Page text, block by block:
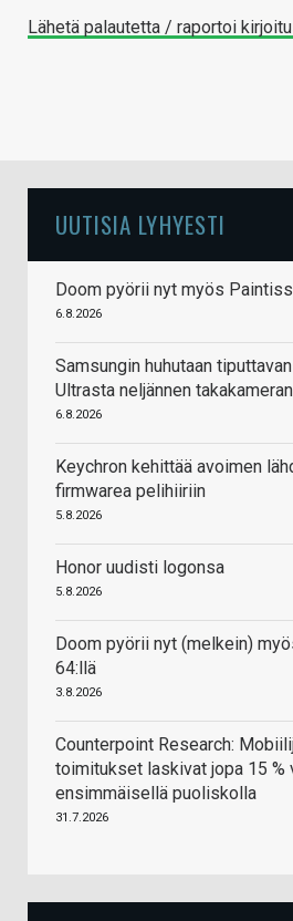
Lähetä palautetta / raportoi
UUTISIA LYHYESTI
Doom pyörii nyt myös
6.8.2026
Samsungin huhutaan
Ultrasta neljännen
6.8.2026
Keychron kehittää avoimen
firmwarea pelihiiriin
5.8.2026
Honor uudisti logonsa
5.8.2026
Doom pyörii nyt (melkein)
64:llä
3.8.2026
Counterpoint Research:
toimitukset laskivat jopa 15 %
ensimmäisellä puoliskolla
31.7.2026